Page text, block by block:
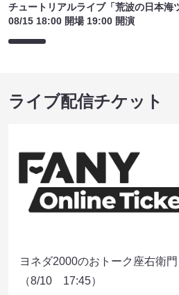
チュートリアルライブ「荒波の日本海
08/15 18:00 開場 19:00 開演
ライブ配信チケット
ヨネダ2000のおトーク座右衛門
（8/10 17:45）